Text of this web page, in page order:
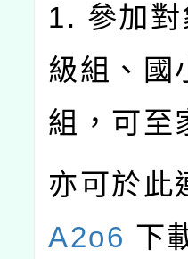
1. 參加
級組、國
組，可至
亦可於此
A2o6 下